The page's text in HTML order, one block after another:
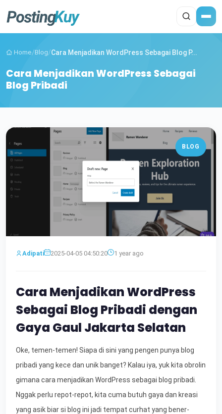
Home/Blog/Cara Menjadikan WordPress Sebagai Blog P...
Cara Menjadikan WordPress Sebagai
Blog Pribadi
BLOG
Adipati 2025-04-05 04:50:20 1 year ago
Cara Menjadikan WordPress
Sebagai Blog Pribadi dengan
Gaya Gaul Jakarta Selatan
Oke, temen-temen! Siapa di sini yang pengen punya blog
pribadi yang kece dan unik banget? Kalau iya, yuk kita obrolin
gimana cara menjadikan WordPress sebagai blog pribadi.
Nggak perlu repot-repot, kita cuma butuh gaya dan kreasi
yang asik biar si blog ini jadi tempat curhat yang bener-